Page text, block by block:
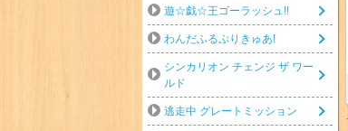
遊☆戯☆王ゴーラッシュ!!
わんだふるぷりきゅあ!
シンカリオン チェンジ ザ ワー
ルド
逃走中 グレートミッション